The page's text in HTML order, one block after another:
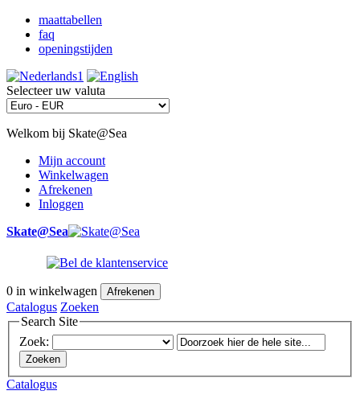
maattabellen
faq
openingstijden
Selecteer uw valuta
Welkom bij Skate@Sea
Mijn account
Winkelwagen
Afrekenen
Inloggen
Skate@Sea
0 in winkelwagen Afrekenen
Catalogus Zoeken
Search Site
Zoek:
Zoeken
Catalogus